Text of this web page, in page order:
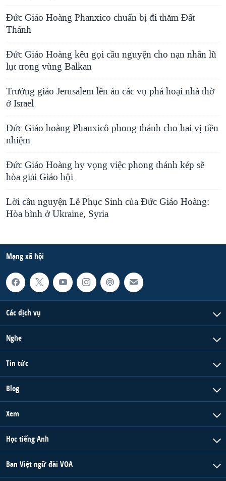
Ðức Giáo Hoàng Phanxico chuẩn bị đi thăm Ðất
Thánh
Đức Giáo Hoàng kêu gọi cầu nguyện cho nạn nhân lũ
lụt trong vùng Balkan
Trưởng giáo Jerusalem lên án các vụ phá hoại nhà thờ
ở Israel
Đức Giáo hoàng Phanxicô phong thánh cho hai vị tiền
nhiệm
Ðức Giáo Hoàng hy vọng việc phong thánh kép sẽ
hòa giải Giáo hội
Lời cầu nguyện Lễ Phục Sinh của Đức Giáo Hoàng:
Hòa bình ở Ukraine, Syria
Mạng xã hội
Các dịch vụ
Nghe
Tin tức
Blog
Xem
Học tiếng Anh
Ban Việt ngữ đài VOA